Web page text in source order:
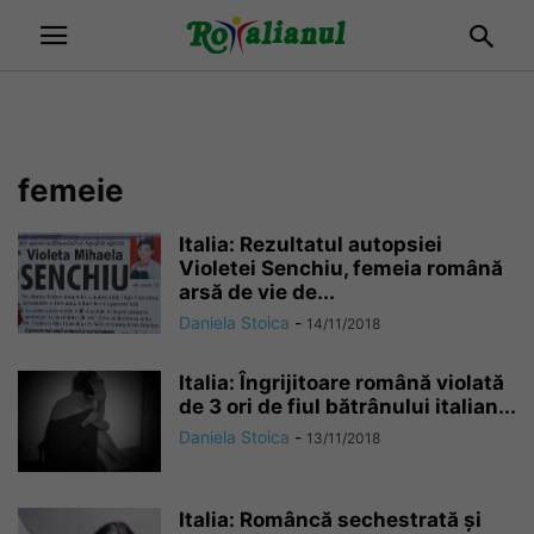
femeie
Italia: Rezultatul autopsiei
Violetei Senchiu, femeia română
arsă de vie de...
Daniela Stoica - 14/11/2018
Italia: Îngrijitoare română violată
de 3 ori de fiul bătrânului italian...
Daniela Stoica - 13/11/2018
Italia: Româncă sechestrată și